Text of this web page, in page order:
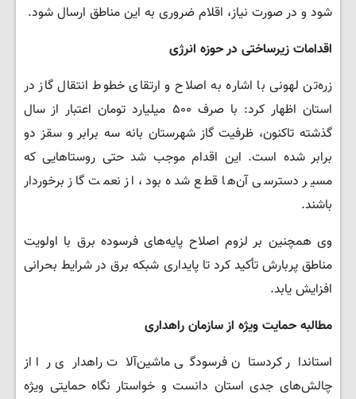
شود و در صورت نیاز، اقلام ضروری به این مناطق ارسال شود.
اقدامات زیرساختی در حوزه انرژی
زره‌تن لهونی با اشاره به اصلاح و ارتقای خطوط انتقال گاز در
استان اظهار کرد: با صرف ۵۰۰ میلیارد تومان اعتبار از سال
گذشته تاکنون، ظرفیت گاز شهرستان بانه سه برابر و سقز دو
برابر شده است. این اقدام موجب شد حتی روستاهایی که
مسیر دسترسی آن‌ها قطع شده بود، از نعمت گاز برخوردار
باشند.
وی همچنین بر لزوم اصلاح پایه‌های فرسوده برق با اولویت
مناطق پربارش تأکید کرد تا پایداری شبکه برق در شرایط بحرانی
افزایش یابد.
مطالبه حمایت ویژه از سازمان راهداری
استاندار کردستان فرسودگی ماشین‌آلات راهداری را از
چالش‌های جدی استان دانست و خواستار نگاه حمایتی ویژه